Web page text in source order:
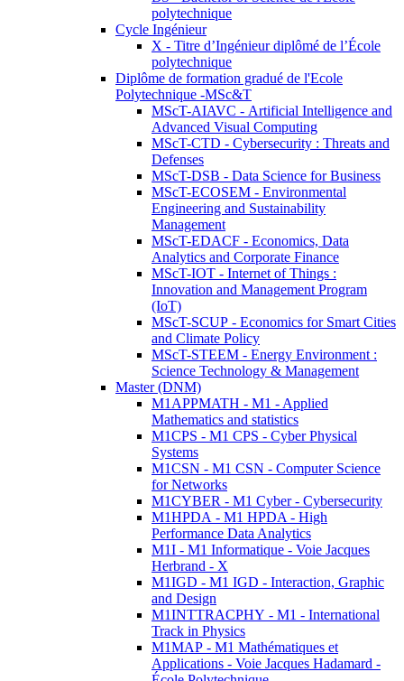
polytechnique
Cycle Ingénieur
X - Titre d’Ingénieur diplômé de l’École
polytechnique
Diplôme de formation gradué de l'Ecole
Polytechnique -MSc&T
MScT-AIAVC - Artificial Intelligence and
Advanced Visual Computing
MScT-CTD - Cybersecurity : Threats and
Defenses
MScT-DSB - Data Science for Business
MScT-ECOSEM - Environmental
Engineering and Sustainability
Management
MScT-EDACF - Economics, Data
Analytics and Corporate Finance
MScT-IOT - Internet of Things :
Innovation and Management Program
(IoT)
MScT-SCUP - Economics for Smart Cities
and Climate Policy
MScT-STEEM - Energy Environment :
Science Technology & Management
Master (DNM)
M1APPMATH - M1 - Applied
Mathematics and statistics
M1CPS - M1 CPS - Cyber Physical
Systems
M1CSN - M1 CSN - Computer Science
for Networks
M1CYBER - M1 Cyber - Cybersecurity
M1HPDA - M1 HPDA - High
Performance Data Analytics
M1I - M1 Informatique - Voie Jacques
Herbrand - X
M1IGD - M1 IGD - Interaction, Graphic
and Design
M1INTTRACPHY - M1 - International
Track in Physics
M1MAP - M1 Mathématiques et
Applications - Voie Jacques Hadamard -